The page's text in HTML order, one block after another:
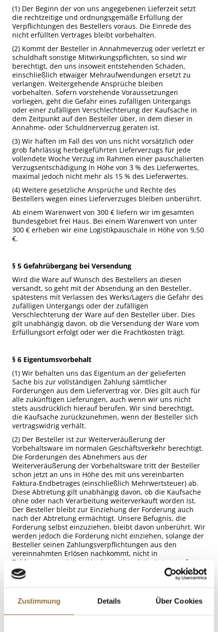
Zustimmung Details Über Cookies
(1) Der Beginn der von uns angegebenen Lieferzeit setzt
die rechtzeitige und ordnungsgemäße Erfüllung der
Verpflichtungen des Bestellers voraus. Die Einrede des
nicht erfüllten Vertrages bleibt vorbehalten.
(2) Kommt der Besteller in Annahmeverzug oder verletzt er
schuldhaft sonstige Mitwirkungspflichten, so sind wir
berechtigt, den uns insoweit entstehenden Schaden,
einschließlich etwaiger Mehraufwendungen ersetzt zu
verlangen. Weitergehende Ansprüche bleiben
vorbehalten. Sofern vorstehende Voraussetzungen
vorliegen, geht die Gefahr eines zufälligen Untergangs
oder einer zufälligen Verschlechterung der Kaufsache in
dem Zeitpunkt auf den Besteller über, in dem dieser in
Annahme- oder Schuldnerverzug geraten ist.
(3) Wir haften im Fall des von uns nicht vorsätzlich oder
grob fahrlässig herbeigeführten Lieferverzugs für jede
vollendete Woche Verzug im Rahmen einer pauschalierten
Verzugsentschädigung in Höhe von 3 % des Lieferwertes,
maximal jedoch nicht mehr als 15 % des Lieferwertes.
(4) Weitere gesetzliche Ansprüche und Rechte des
Bestellers wegen eines Lieferverzuges bleiben unberührt.
Ab einem Warenwert von 300 € liefern wir im gesamten
Bundesgebiet frei Haus. Bei einem Warenwert von unter
300 € erheben wir eine Logistikpauschale in Höhe von 9,50
€.
§ 5 Gefahrübergang bei Versendung
Wird die Ware auf Wunsch des Bestellers an diesen
versandt, so geht mit der Absendung an den Besteller,
spätestens mit Verlassen des Werks/Lagers die Gefahr des
zufälligen Untergangs oder der zufälligen
Verschlechterung der Ware auf den Besteller über. Dies
gilt unabhängig davon, ob die Versendung der Ware vom
Erfüllungsort erfolgt oder wer die Frachtkosten trägt.
§ 6 Eigentumsvorbehalt
(1) Wir behalten uns das Eigentum an der gelieferten
Sache bis zur vollständigen Zahlung sämtlicher
Forderungen aus dem Liefervertrag vor. Dies gilt auch für
alle zukünftigen Lieferungen, auch wenn wir uns nicht
stets ausdrücklich hierauf berufen. Wir sind berechtigt,
die Kaufsache zurückzunehmen, wenn der Besteller sich
vertragswidrig verhält.
(2) Der Besteller ist zur Weiterveräußerung der
Vorbehaltsware im normalen Geschäftsverkehr berechtigt.
Die Forderungen des Abnehmers aus der
Weiterveräußerung der Vorbehaltsware tritt der Besteller
schon jetzt an uns in Höhe des mit uns vereinbarten
Faktura-Endbetrages (einschließlich Mehrwertsteuer) ab.
Diese Abtretung gilt unabhängig davon, ob die Kaufsache
ohne oder nach Verarbeitung weiterverkauft worden ist.
Der Besteller bleibt zur Einziehung der Forderung auch
nach der Abtretung ermächtigt. Unsere Befugnis, die
Forderung selbst einzuziehen, bleibt davon unberührt. Wir
werden jedoch die Forderung nicht einziehen, solange der
Besteller seinen Zahlungsverpflichtungen aus den
vereinnahmten Erlösen nachkommt, nicht in
Zahlungsverzug ist und insbesondere kein Antrag auf
Eröffnung eines Insolvenzverfahrens gestellt ist oder
Zahlungseinstellung vorliegt.
Kaufsache durch den Besteller erfolgt stets Namens und